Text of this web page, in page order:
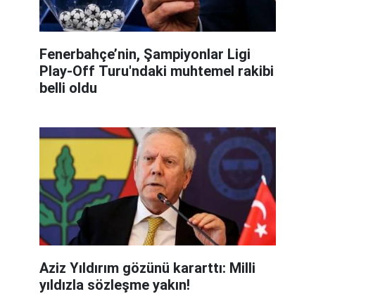
Fenerbahçe’nin, Şampiyonlar Ligi
Play-Off Turu'ndaki muhtemel rakibi
belli oldu
Aziz Yıldırım gözünü kararttı: Milli
yıldızla sözleşme yakın!